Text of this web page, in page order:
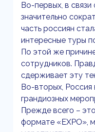
Во-первых, в
значительно
часть россиян
интересные туры
По этой же
сотрудников.
сдерживает эту
Во-вторых, Россия
грандиозных
Прежде всего –
формате «EXPO»,